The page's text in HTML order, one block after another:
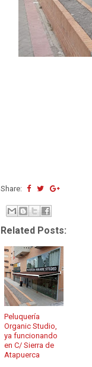
Share:
Related Posts:
Peluquería
Organic Studio,
ya funcionando
en C/ Sierra de
Atapuerca